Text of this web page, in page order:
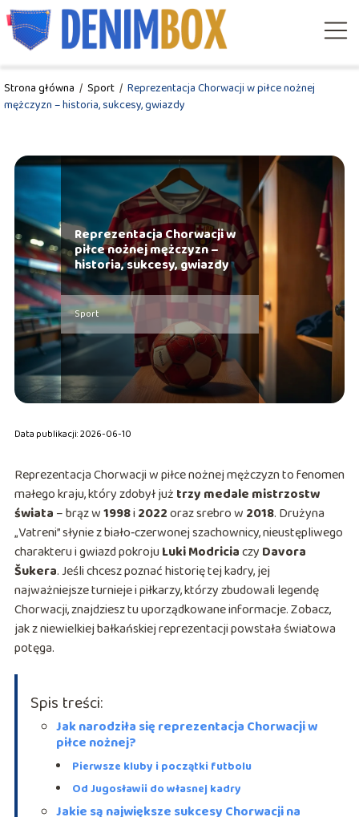
Strona główna / Sport / Reprezentacja Chorwacji w piłce nożnej
mężczyzn – historia, sukcesy, gwiazdy
Reprezentacja Chorwacji w
piłce nożnej mężczyzn –
historia, sukcesy, gwiazdy
Sport
Data publikacji: 2026-06-10
Reprezentacja Chorwacji w piłce nożnej mężczyzn to fenomen
małego kraju, który zdobył już trzy medale mistrzostw
świata – brąz w1998i 2022oraz srebro w 2018. Drużyna
„Vatreni” słynie z biało‑czerwonej szachownicy, nieustępliwego
charakteru i gwiazd pokrojuLuki Modriciaczy Davora
Šukera. Jeśli chcesz poznać historię tej kadry, jej
najważniejsze turnieje i piłkarzy, którzy zbudowali legendę
Chorwacji, znajdziesz tu uporządkowane informacje. Zobacz,
jak z niewielkiej bałkańskiej reprezentacji powstała światowa
potęga.
Spis treści:
Jak narodziła się reprezentacja Chorwacji w
piłce nożnej?
Pierwsze kluby i początki futbolu
Od Jugosławii do własnej kadry
Jakie są największe sukcesy Chorwacji na